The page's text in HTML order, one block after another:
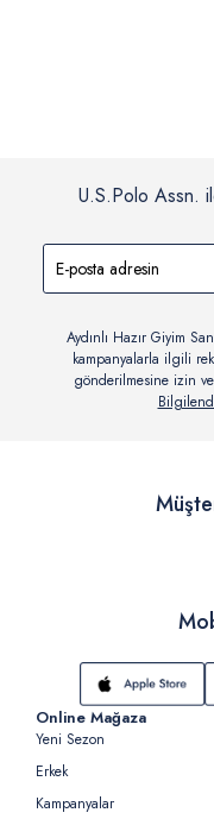
U.S.Polo Assn.
Aydınlı Hazır Giyim
kampanyalarla ilgili
gönderilmesine izin
Online Mağaza
Yeni Sezon
Erkek
Kampanyalar